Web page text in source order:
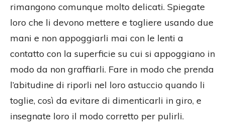
rimangono comunque molto delicati. Spiegate
loro che li devono mettere e togliere usando due
mani e non appoggiarli mai con le lenti a
contatto con la superficie su cui si appoggiano in
modo da non graffiarli. Fare in modo che prenda
l’abitudine di riporli nel loro astuccio quando li
toglie, così da evitare di dimenticarli in giro, e
insegnate loro il modo corretto per pulirli.